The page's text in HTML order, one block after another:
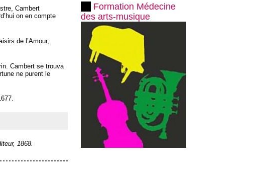
Cambert
on en compte
de l’Amour,
Cambert se trouva
ne purent le
1868.
Formation Médecine
des arts-musique